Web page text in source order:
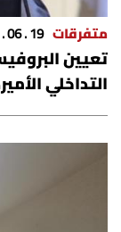
متفرقات 19 . 06 . 2026
تعيين
التداخلي